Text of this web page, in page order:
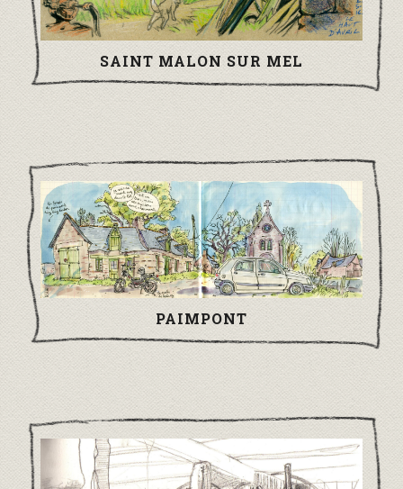
SAINT MALON SUR MEL
PAIMPONT